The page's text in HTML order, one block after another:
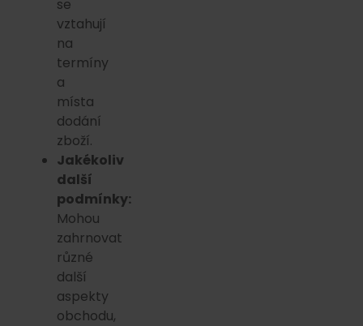
se
vztahují
na
termíny
a
místa
dodání
zboží.
Jakékoliv
další
podmínky:
Mohou
zahrnovat
různé
další
aspekty
obchodu,